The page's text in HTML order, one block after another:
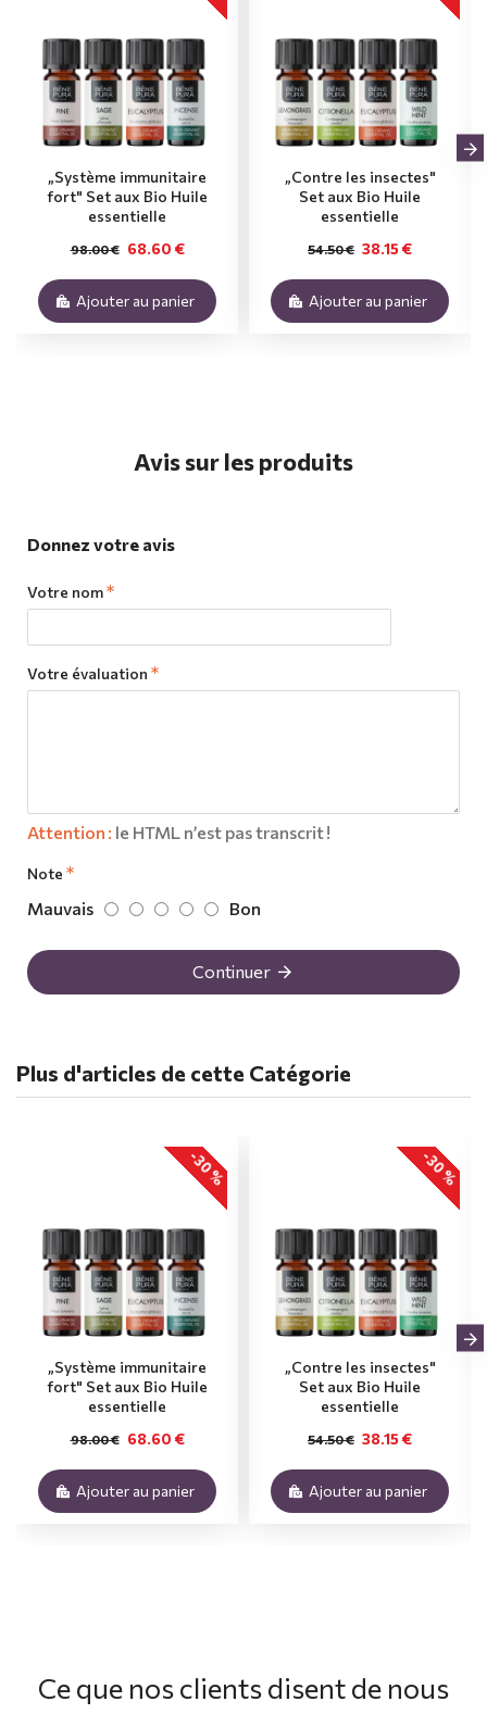
„Système immunitaire
fort" Set aux Bio Huile
essentielle
68.60 €
98.00 €
Ajouter au panier
„Contre les insectes"
Set aux Bio Huile
essentielle
38.15 €
54.50 €
Ajouter au panier
Avis sur les produits
Donnez votre avis
Votre nom
Votre évaluation
Attention : le HTML n’est pas transcrit !
Note
Mauvais Bon
Continuer
Plus d'articles de cette Catégorie
-30 %
„Système immunitaire
fort" Set aux Bio Huile
essentielle
68.60 €
98.00 €
Ajouter au panier
-30 %
„Contre les insectes"
Set aux Bio Huile
essentielle
38.15 €
54.50 €
Ajouter au panier
Ce que nos clients disent de nous